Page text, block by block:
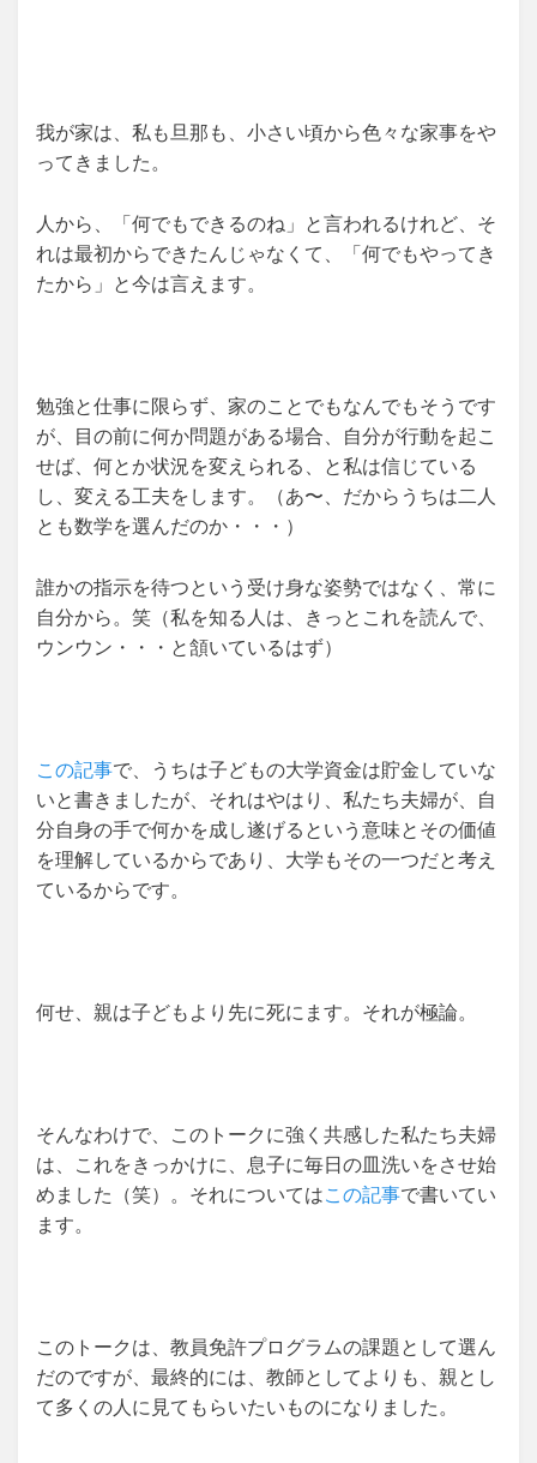
我が家は、私も旦那も、小さい頃から色々な家事をや
ってきました。
人から、「何でもできるのね」と言われるけれど、そ
れは最初からできたんじゃなくて、「何でもやってき
たから」と今は言えます。
勉強と仕事に限らず、家のことでもなんでもそうです
が、目の前に何か問題がある場合、自分が行動を起こ
せば、何とか状況を変えられる、と私は信じている
し、変える工夫をします。（あ〜、だからうちは二人
とも数学を選んだのか・・・）
誰かの指示を待つという受け身な姿勢ではなく、常に
自分から。笑（私を知る人は、きっとこれを読んで、
ウンウン・・・と頷いているはず）
この記事で、うちは子どもの大学資金は貯金していな
いと書きましたが、それはやはり、私たち夫婦が、自
分自身の手で何かを成し遂げるという意味とその価値
を理解しているからであり、大学もその一つだと考え
ているからです。
何せ、親は子どもより先に死にます。それが極論。
そんなわけで、このトークに強く共感した私たち夫婦
は、これをきっかけに、息子に毎日の皿洗いをさせ始
めました（笑）。それについてはこの記事で書いてい
ます。
このトークは、教員免許プログラムの課題として選ん
だのですが、最終的には、教師としてよりも、親とし
て多くの人に見てもらいたいものになりました。